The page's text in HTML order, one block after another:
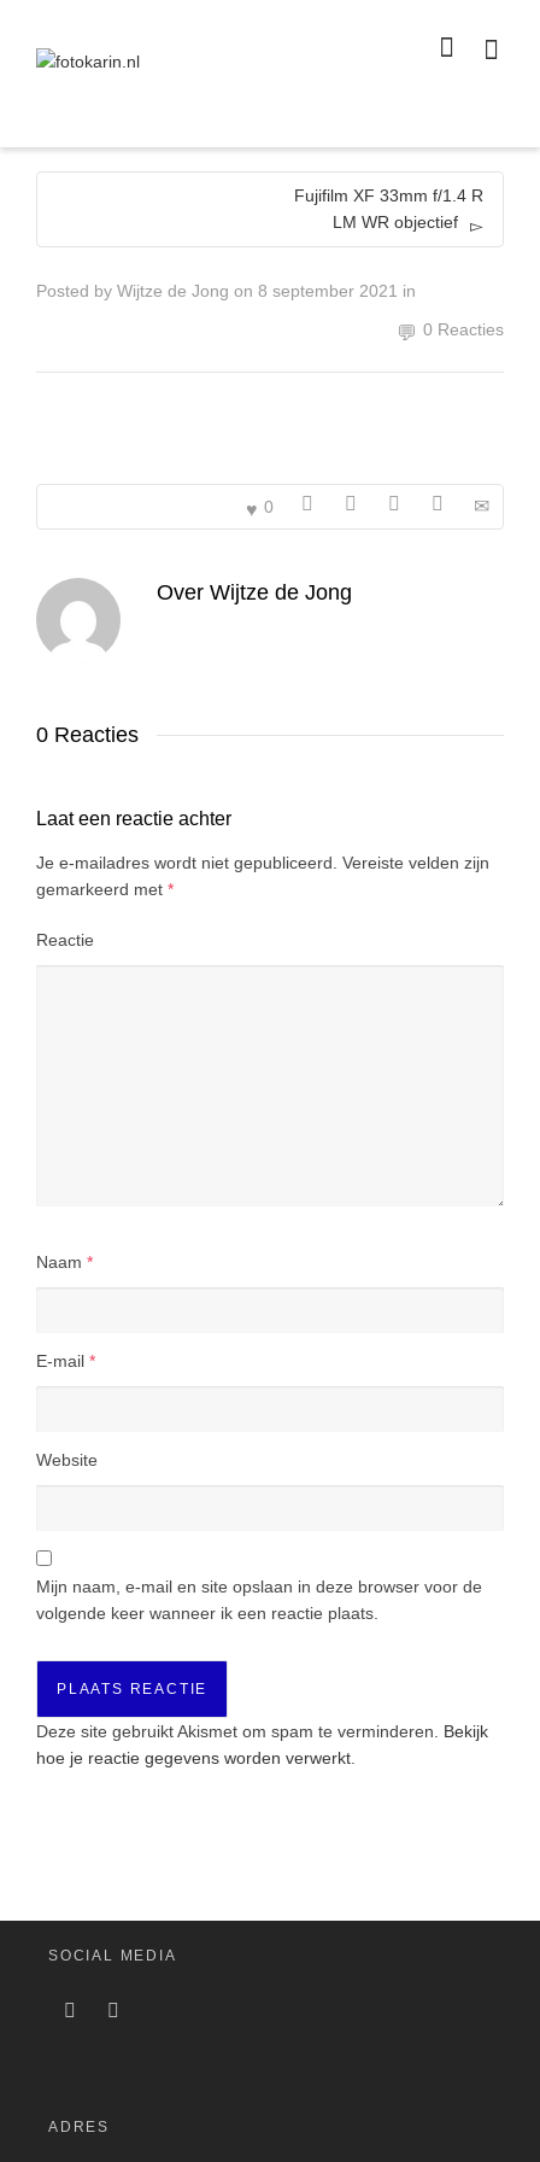
size
Super Search
Fujifilm XF 33mm f/1.4 R
LM WR objectief
Posted by Wijtze de Jong on 8 september 2021 in
0 Reacties
0
Over Wijtze de Jong
0 Reacties
Laat een reactie achter
Je e-mailadres wordt niet gepubliceerd. Vereiste velden zijn
gemarkeerd met *
Reactie
Naam *
E-mail *
Website
Mijn naam, e-mail en site opslaan in deze browser voor de
volgende keer wanneer ik een reactie plaats.
Deze site gebruikt Akismet om spam te verminderen. Bekijk
hoe je reactie gegevens worden verwerkt
SOCIAL MEDIA
ADRES